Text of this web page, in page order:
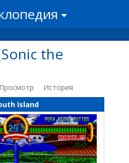
the
Просмотр
История
Island